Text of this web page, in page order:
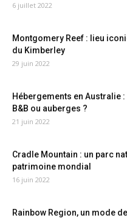
6 juillet 2022
Montgomery Reef : lieu
du Kimberley
29 juin 2022
Hébergements en Australie
B&B ou auberges ?
21 juin 2022
Cradle Mountain : un parc
patrimoine mondial
16 juin 2022
Rainbow Region, un mode